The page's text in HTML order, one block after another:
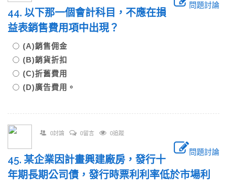
問題討論
44. 以下那一個會計科目，不應在損
益表銷售費用項中出現？
(A)銷售佣金
(B)銷貨折扣
(C)折舊費用
(D)廣告費用。
0討論 0留言 0追蹤
問題討論
45. 某企業因計畫興建廠房，發行十
年期長期公司債，發行時票利利率低於市場利